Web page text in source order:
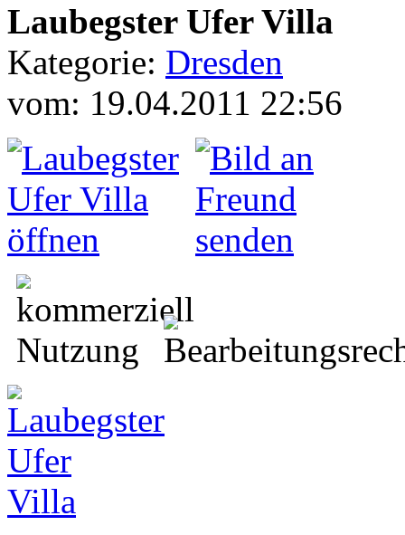
Laubegster Ufer Villa
Kategorie: Dresden
vom: 19.04.2011 22:56